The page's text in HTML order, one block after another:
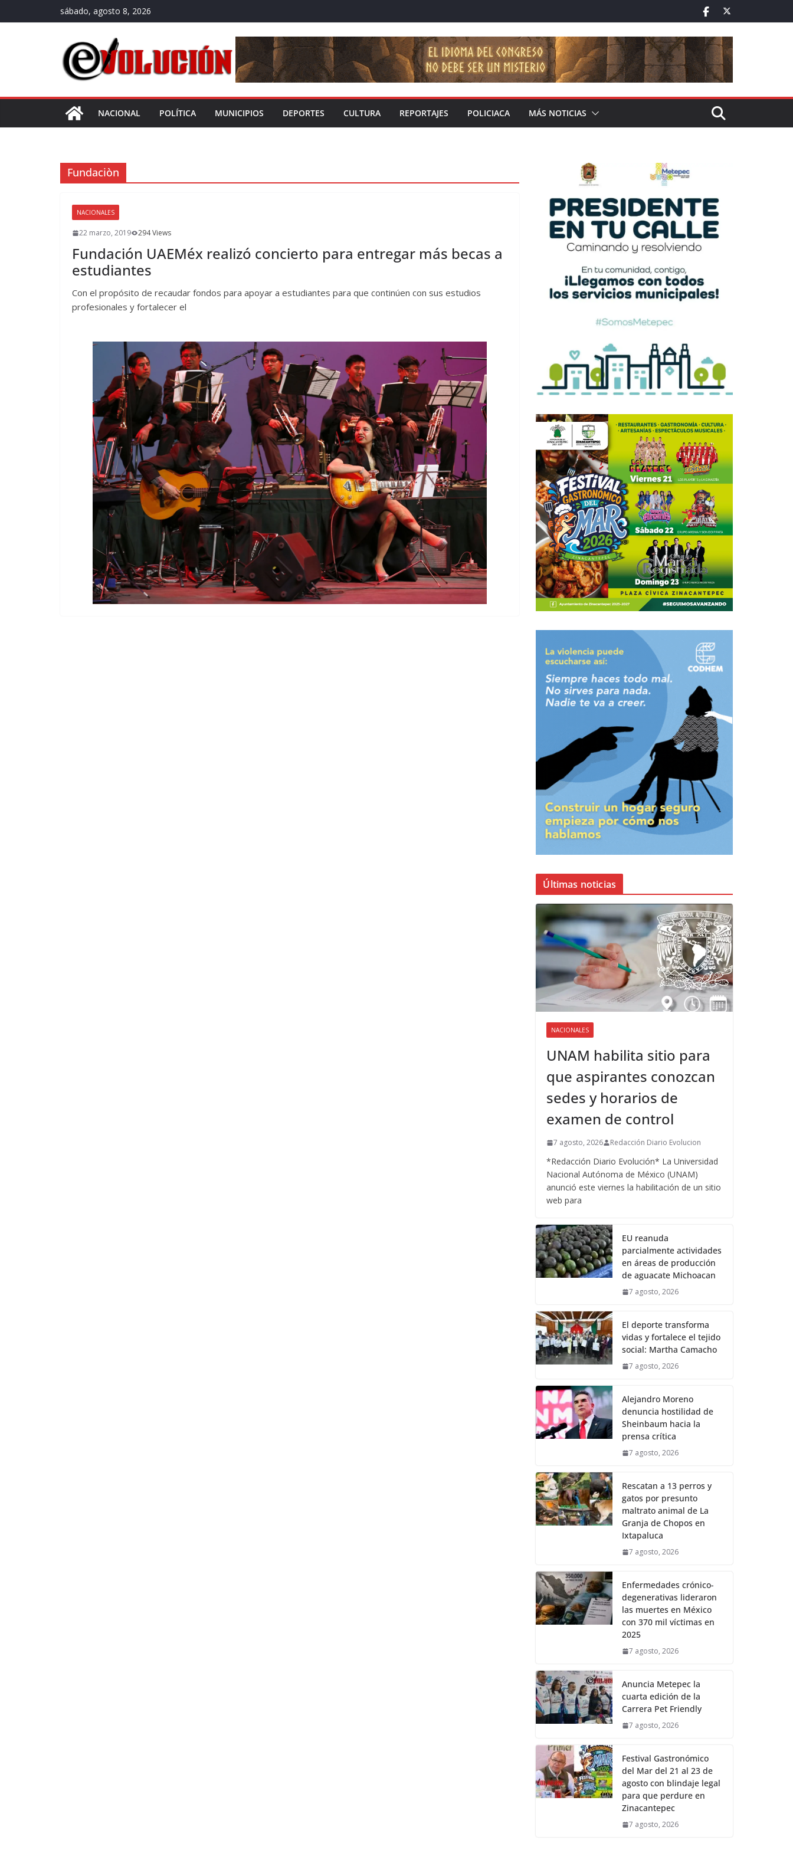
al
sábado, agosto 8, 2026
NACIONAL POLÍTICA MUNICIPIOS DEPORTES CULTURA REPORTAJES POLICIACA MÁS NOTICIAS
Fundaciòn
NACIONALES
22 marzo, 2019 294 Views
Fundación UAEMéx realizó concierto para entregar más becas a
estudiantes
Con el propósito de recaudar fondos para apoyar a estudiantes para que continúen con sus estudios
profesionales y fortalecer el
Últimas noticias
NACIONALES
UNAM habilita sitio para
que aspirantes conozcan
sedes y horarios de
examen de control
7 agosto, 2026 Redacción Diario Evolucion
*Redacción Diario Evolución* La Universidad
Nacional Autónoma de México (UNAM)
anunció este viernes la habilitación de un sitio
web para
EU reanuda
parcialmente actividades
en áreas de producción
de aguacate Michoacan
7 agosto, 2026
El deporte transforma
vidas y fortalece el tejido
social: Martha Camacho
7 agosto, 2026
Alejandro Moreno
denuncia hostilidad de
Sheinbaum hacia la
prensa crítica
7 agosto, 2026
Rescatan a 13 perros y
gatos por presunto
maltrato animal de La
Granja de Chopos en
Ixtapaluca
7 agosto, 2026
Enfermedades crónico-
degenerativas lideraron
las muertes en México
con 370 mil víctimas en
2025
7 agosto, 2026
Anuncia Metepec la
cuarta edición de la
Carrera Pet Friendly
7 agosto, 2026
Festival Gastronómico
del Mar del 21 al 23 de
agosto con blindaje legal
para que perdure en
Zinacantepec
7 agosto, 2026